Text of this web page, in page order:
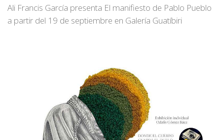
Ali Francis García presenta El manifiesto de Pablo Pueblo
a partir del 19 de septiembre en Galería Guatíbiri